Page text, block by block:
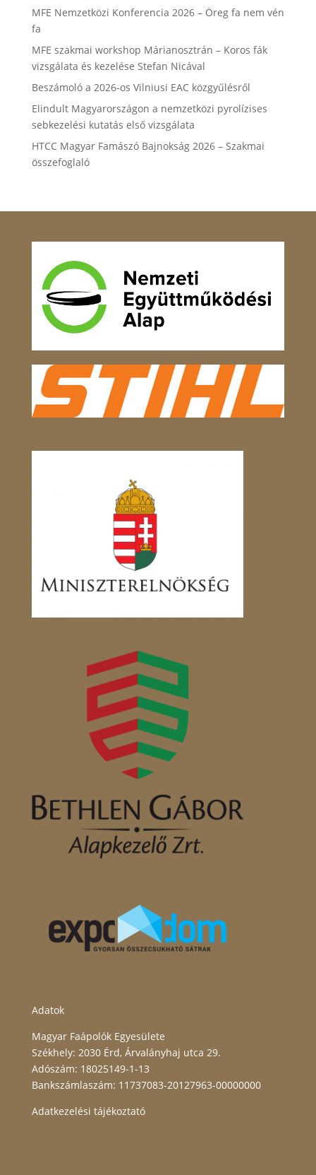
MFE Nemzetközi Konferencia 2026 – Öreg fa nem vén
fa
MFE szakmai workshop Márianosztrán – Koros fák
vizsgálata és kezelése Stefan Nicával
Beszámoló a 2026-os Vilniusi EAC közgyűlésről
Elindult Magyarországon a nemzetközi pyrolízises
sebkezelési kutatás első vizsgálata
HTCC Magyar Famászó Bajnokság 2026 – Szakmai
összefoglaló
Adatok
Magyar Faápolók Egyesülete
Székhely: 2030 Érd, Árvalányhaj utca 29.
Adószám: 18025149-1-13
Bankszámlaszám: 11737083-20127963-00000000
Adatkezelési tájékoztató